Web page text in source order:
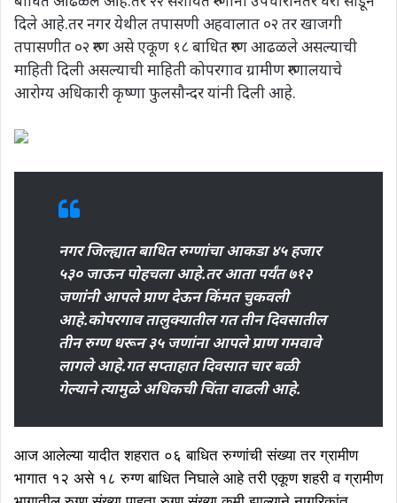
दिले आहे.तर नगर येथील तपासणी अहवालात ०२ तर खाजगी
तपासणीत ०२ रुग्ण असे एकूण १८ बाधित रुग्ण आढळले असल्याची
माहिती दिली असल्याची माहिती कोपरगाव ग्रामीण रुग्णालयाचे
आरोग्य अधिकारी कृष्णा फुलसौन्दर यांनी दिली आहे.
नगर जिल्ह्यात बाधित रुग्णांचा आकडा ४५ हजार
५३० जाऊन पोहचला आहे.तर आता पर्यंत ७१२
जणांनी आपले प्राण देऊन किंमत चुकवली
आहे.कोपरगाव तालुक्यातील गत तीन दिवसातील
तीन रुग्ण धरून ३५ जणांना आपले प्राण गमवावे
लागले आहे.गत सप्ताहात दिवसात चार बळी
गेल्याने त्यामुळे अधिकची चिंता वाढली आहे.
आज आलेल्या यादीत शहरात ०६ बाधित रुग्णांची संख्या तर ग्रामीण
भागात १२ असे १८ रुग्ण बाधित निघाले आहे तरी एकूण शहरी व ग्रामीण